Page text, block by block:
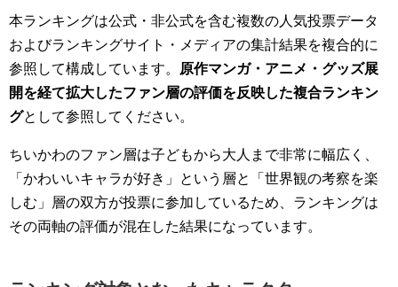
本ランキングは公式・非公式を含む複数の人気投票データ
およびランキングサイト・メディアの集計結果を複合的に
参照して構成しています。
原作マンガ・アニメ・グッズ展
開を経て拡大したファン層の評価を反映した複合ランキン
グとして参照してください。
ちいかわのファン層は子どもから大人まで非常に幅広く、
「かわいいキャラが好き」という層と「世界観の考察を楽
しむ」層の双方が投票に参加しているため、ランキングは
その両軸の評価が混在した結果になっています。